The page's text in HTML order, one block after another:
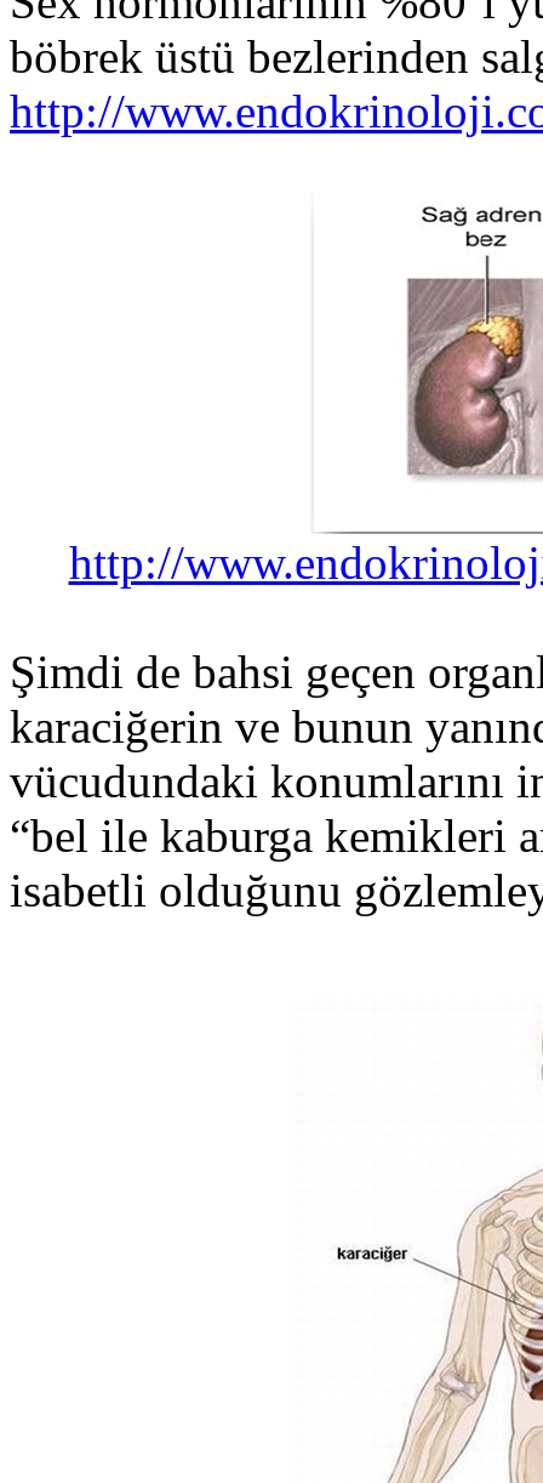
böbrek üstü bezlerinden
http://
http://
Şimdi de bahsi geçen
karaciğerin ve bunun
vücudundaki konumlarını
“bel ile kaburga kemikleri
isabetli olduğunu